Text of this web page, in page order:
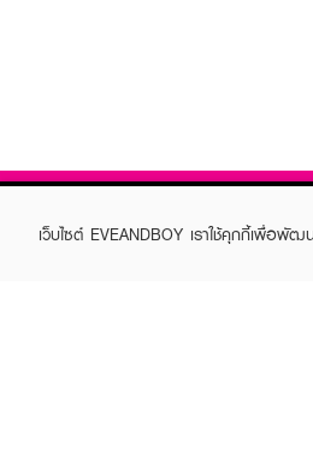
เว็บไซต์ EVEANDBOY เราใช้คุกกี้เพื่อพั